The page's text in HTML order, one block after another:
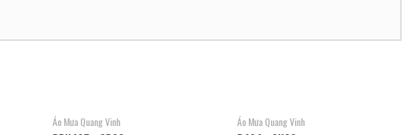
Áo Mưa Quang Vinh Áo Mưa Quang Vinh